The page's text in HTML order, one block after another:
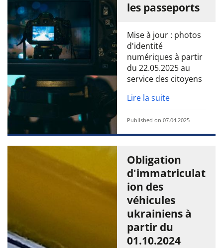
les passeports
Mise à jour : photos
d'identité
numériques à partir
du 22.05.2025 au
service des citoyens
Lire la suite
Published on 07.04.2025
Obligation
d'immatriculat
ion des
véhicules
ukrainiens à
partir du
01.10.2024